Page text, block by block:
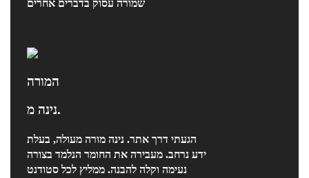
שמורה עסוק בדברים אחרים
המורה
נינה מ.
הגעתי דרך אתר. נינה מורה מעולה, בעלת
ידע נרחב. מעבירה את החומר הנלמד בצורה
נעימה וקלה להבנה. ממליץ לכל סטודנט